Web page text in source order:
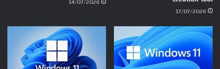
17/07/2026
14/07/2026